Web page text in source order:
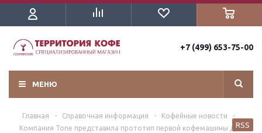
+7 (499) 653-75-00
МЕНЮ
Главная - Справочная информация - Кофейные новости
-
Компания Tone представила прототип первой кофемашины дляRSS